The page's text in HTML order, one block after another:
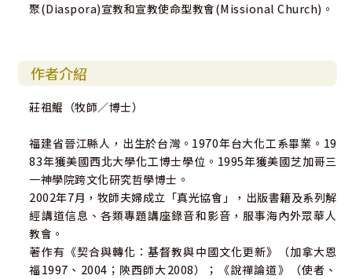
聚(Diaspora)宣教和宣教使命型教會(Missional Church)。
作者介紹
莊祖鯤（牧師／博士）
福建省晉江縣人，出生於台灣。1970年台大化工系畢業。19
83年獲美國西北大學化工博士學位。1995年獲美國芝加哥三
一神學院跨文化研究哲學博士。
2002年7月，牧師夫婦成立「真光協會」，出版書籍及系列解
經講道信息、各類專題講座錄音和影音，服事海內外眾華人
教會。
著作有《契合與轉化：基督教與中國文化更新》（加拿大恩
福1997、2004；陝西師大2008）；《說禪論道》（使者、